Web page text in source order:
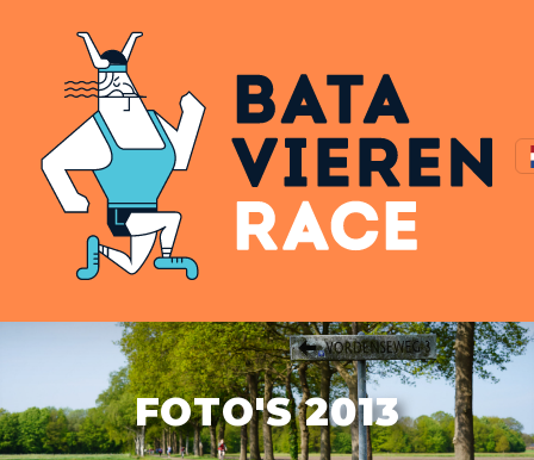
FOTO'S 2013